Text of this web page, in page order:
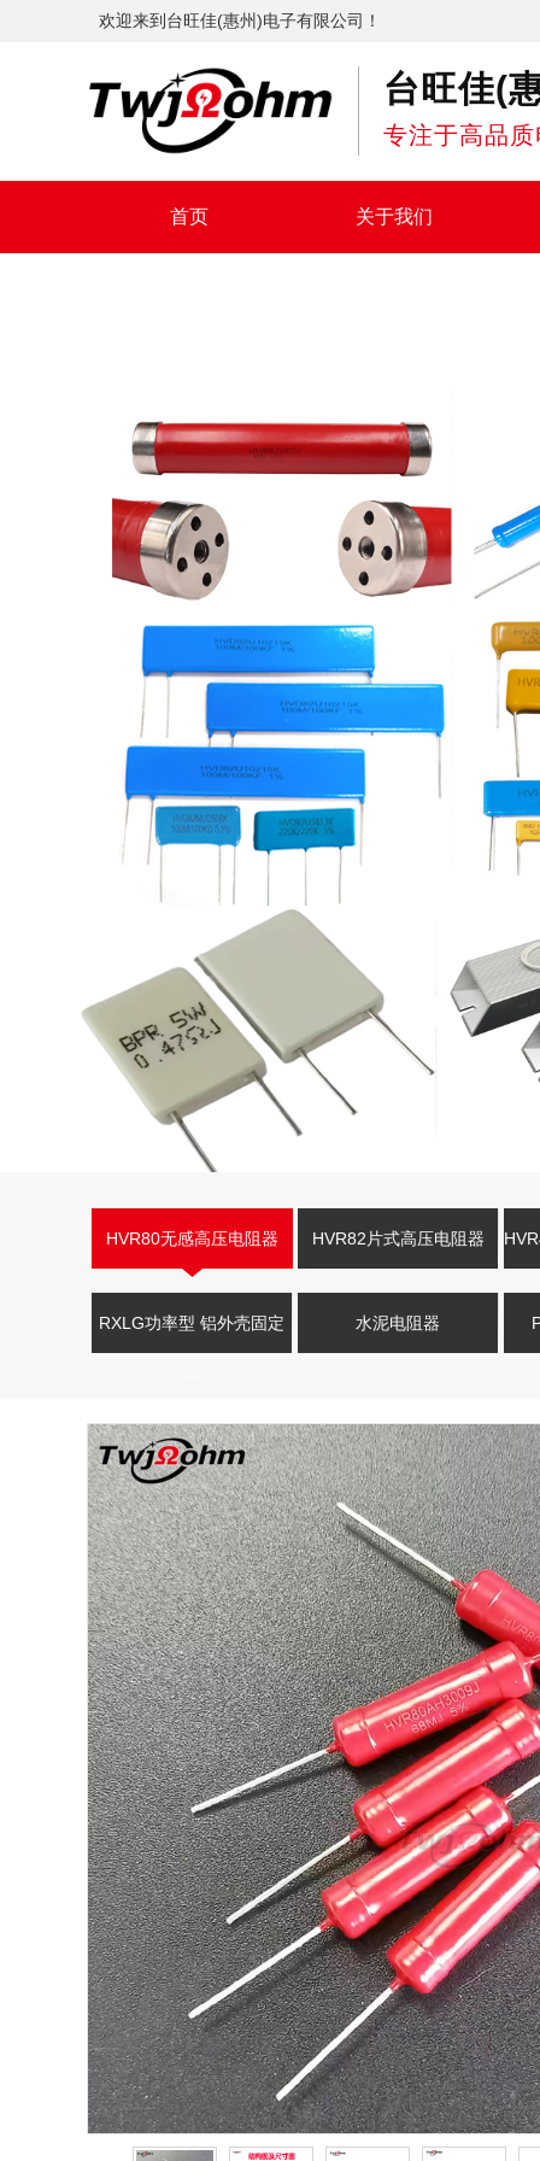
欢迎来到台旺佳(惠州)电子有限公司！
台旺佳(
专注于高品
首页 关于我们
HVR80无感高压电阻器 HVR82片式高压电阻器
RXLG功率型 铝外壳固定 水泥电阻器